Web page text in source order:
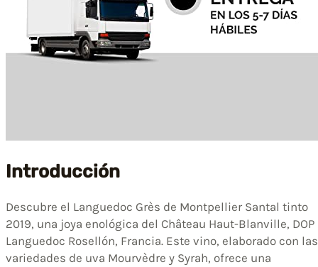
Introducción
Descubre el Languedoc Grès de Montpellier Santal tinto
2019, una joya enológica del Château Haut-Blanville, DOP
Languedoc Rosellón, Francia. Este vino, elaborado con las
variedades de uva Mourvèdre y Syrah, ofrece una